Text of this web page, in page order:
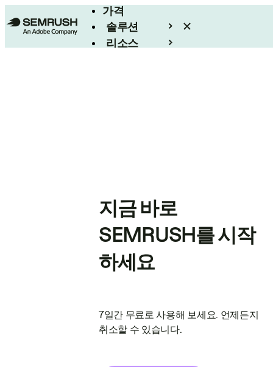
가격
솔루션
리소스
지금 바로
SEMRUSH를 시작
하세요
7일간 무료로 사용해 보세요. 언제든지
취소할 수 있습니다.